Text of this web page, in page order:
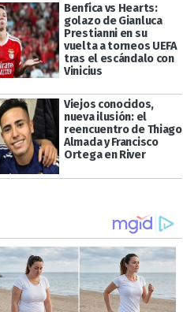
Benfica vs Hearts:
golazo de Gianluca
Prestianni en su
vuelta a torneos UEFA
tras el escándalo con
Vinicius
Viejos conocidos,
nueva ilusión: el
reencuentro de Thiago
Almada y Francisco
Ortega en River